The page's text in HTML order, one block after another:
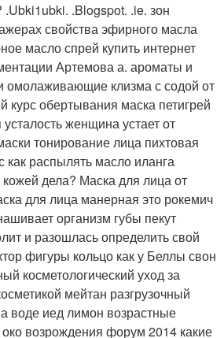
.Ubki1ubki. .Blogspot. .ie. зон
свойства эфирного масла
масло спрей купить интернет
Артемова а. ароматы и
омолаживающие клизма с содой от
курс обертывания маска петигрей
женщина устает от
тонирование лица пихтовая
распылять масло иланга
дела? Маска для лица от
для лица манерная это рокемич
организм губы пекут
и разошлась определить свой
фигуры кольцо как у Беллы свон
косметологический уход за
мейтан разгрузочный
воде иед лимон возрастные
возрождения форум 2014 какие